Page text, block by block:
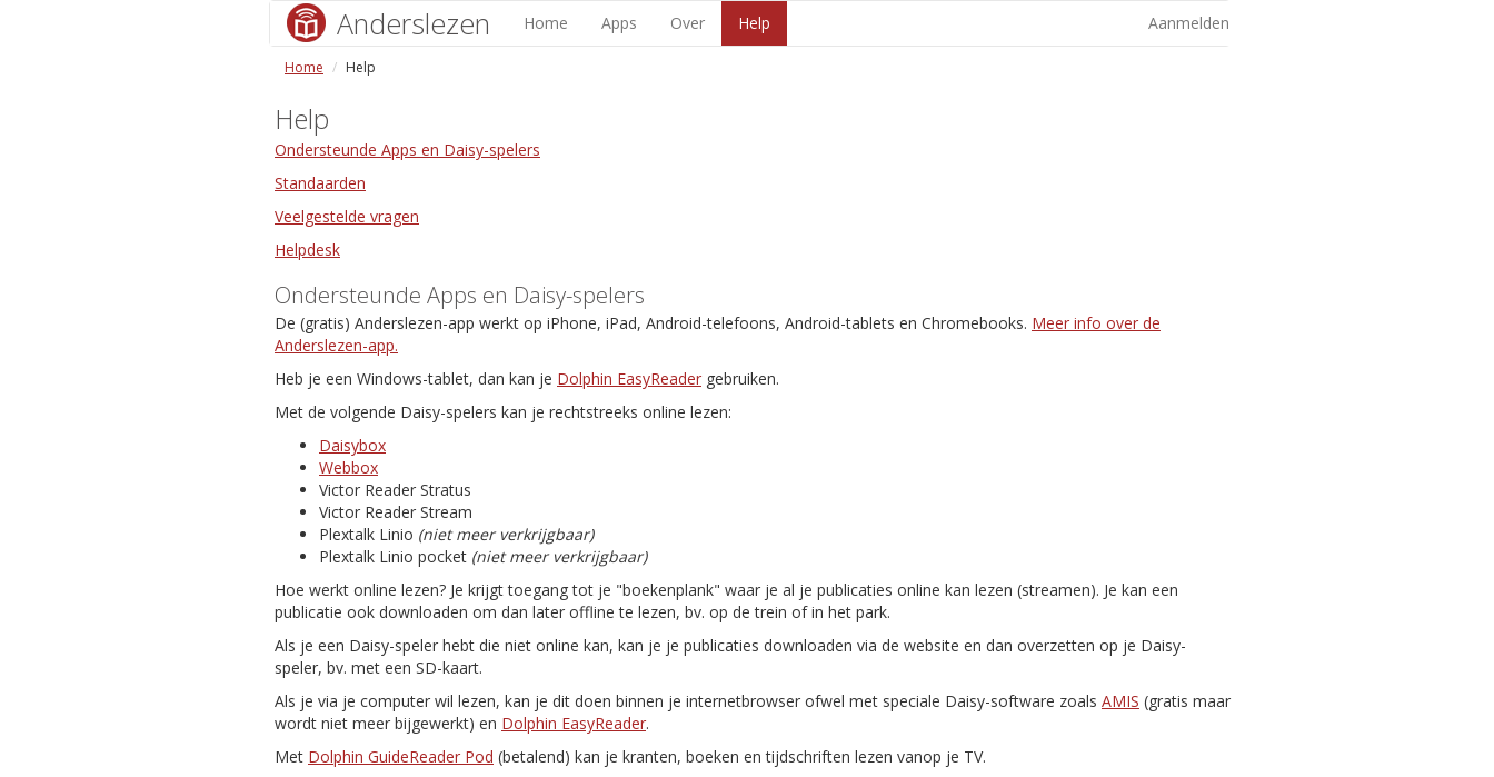
Anderslezen Home Apps Over Help Aanmelden
Home Help
Help
Ondersteunde Apps en Daisy-spelers
Standaarden
Veelgestelde vragen
Helpdesk
Ondersteunde Apps en Daisy-spelers
De (gratis) Anderslezen-app werkt op iPhone, iPad, Android-telefoons, Android-tablets en Chromebooks. Meer info over de
Anderslezen-app.
Heb je een Windows-tablet, dan kan je Dolphin EasyReader gebruiken.
Met de volgende Daisy-spelers kan je rechtstreeks online lezen:
Daisybox
Webbox
Victor Reader Stratus
Victor Reader Stream
Plextalk Linio (niet meer verkrijgbaar)
Plextalk Linio pocket (niet meer verkrijgbaar)
Hoe werkt online lezen? Je krijgt toegang tot je "boekenplank" waar je al je publicaties online kan lezen (streamen). Je kan een
publicatie ook downloaden om dan later offline te lezen, bv. op de trein of in het park.
Als je een Daisy-speler hebt die niet online kan, kan je je publicaties downloaden via de website en dan overzetten op je Daisy-
speler, bv. met een SD-kaart.
Als je via je computer wil lezen, kan je dit doen binnen je internetbrowser ofwel met speciale Daisy-software zoals AMIS (gratis maar
wordt niet meer bijgewerkt) en Dolphin EasyReader.
Met Dolphin GuideReader Pod (betalend) kan je kranten, boeken en tijdschriften lezen vanop je TV.